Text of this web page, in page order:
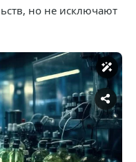
но не исключают